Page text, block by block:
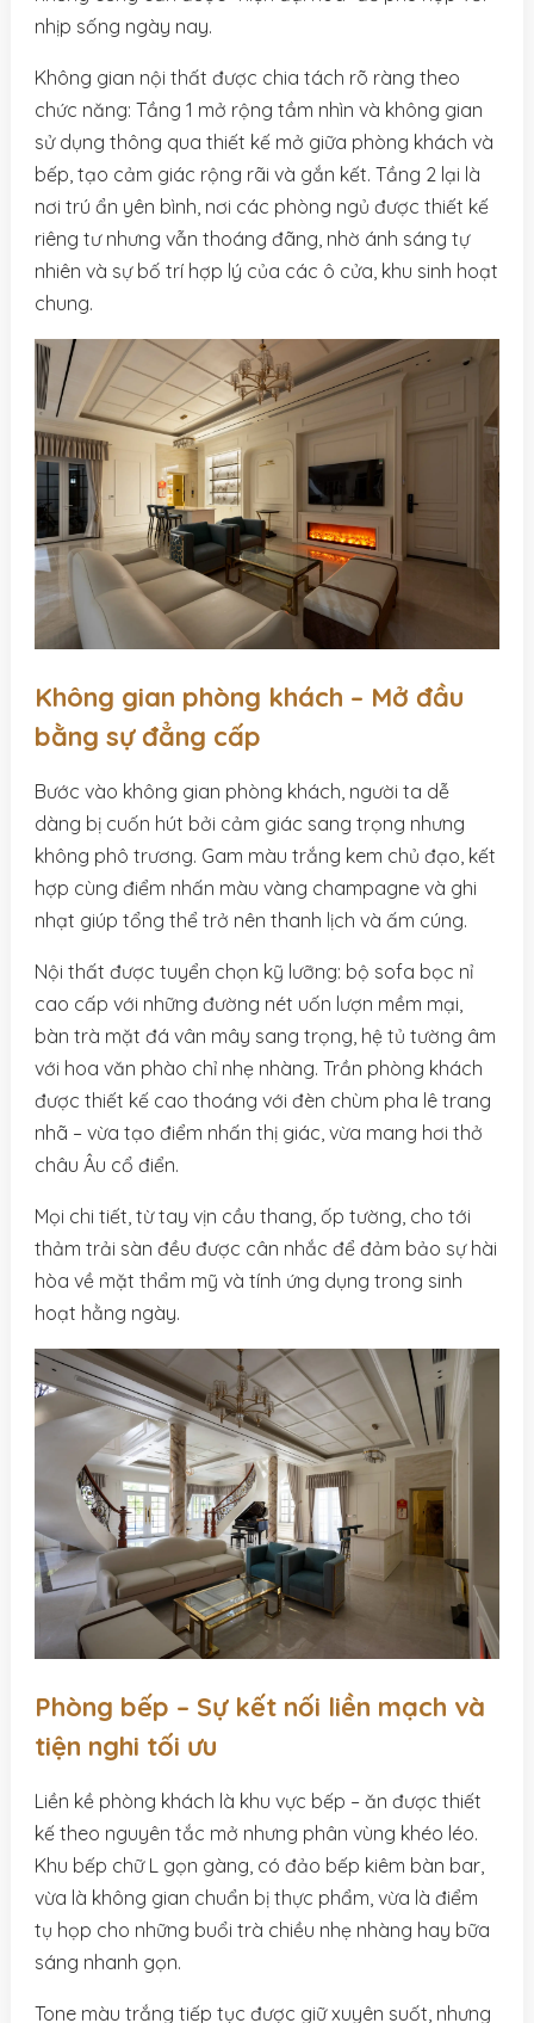
nhịp sống ngày nay.
Không gian nội thất được chia tách rõ ràng theo
chức năng: Tầng 1 mở rộng tầm nhìn và không gian
sử dụng thông qua thiết kế mở giữa phòng khách và
bếp, tạo cảm giác rộng rãi và gắn kết. Tầng 2 lại là
nơi trú ẩn yên bình, nơi các phòng ngủ được thiết kế
riêng tư nhưng vẫn thoáng đãng, nhờ ánh sáng tự
nhiên và sự bố trí hợp lý của các ô cửa, khu sinh hoạt
chung.
Không gian phòng khách – Mở đầu
bằng sự đẳng cấp
Bước vào không gian phòng khách, người ta dễ
dàng bị cuốn hút bởi cảm giác sang trọng nhưng
không phô trương. Gam màu trắng kem chủ đạo, kết
hợp cùng điểm nhấn màu vàng champagne và ghi
nhạt giúp tổng thể trở nên thanh lịch và ấm cúng.
Nội thất được tuyển chọn kỹ lưỡng: bộ sofa bọc nỉ
cao cấp với những đường nét uốn lượn mềm mại,
bàn trà mặt đá vân mây sang trọng, hệ tủ tường âm
với hoa văn phào chỉ nhẹ nhàng. Trần phòng khách
được thiết kế cao thoáng với đèn chùm pha lê trang
nhã – vừa tạo điểm nhấn thị giác, vừa mang hơi thở
châu Âu cổ điển.
Mọi chi tiết, từ tay vịn cầu thang, ốp tường, cho tới
thảm trải sàn đều được cân nhắc để đảm bảo sự hài
hòa về mặt thẩm mỹ và tính ứng dụng trong sinh
hoạt hằng ngày.
Phòng bếp – Sự kết nối liền mạch và
tiện nghi tối ưu
Liền kề phòng khách là khu vực bếp – ăn được thiết
kế theo nguyên tắc mở nhưng phân vùng khéo léo.
Khu bếp chữ L gọn gàng, có đảo bếp kiêm bàn bar,
vừa là không gian chuẩn bị thực phẩm, vừa là điểm
tụ họp cho những buổi trà chiều nhẹ nhàng hay bữa
sáng nhanh gọn.
Tone màu trắng tiếp tục được giữ xuyên suốt, nhưng